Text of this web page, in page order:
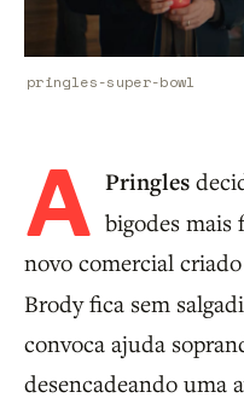
pringles-super-bowl
A Pringles
bigodes mais
novo comercial
Brody fica sem
convoca ajuda
desencadeando uma